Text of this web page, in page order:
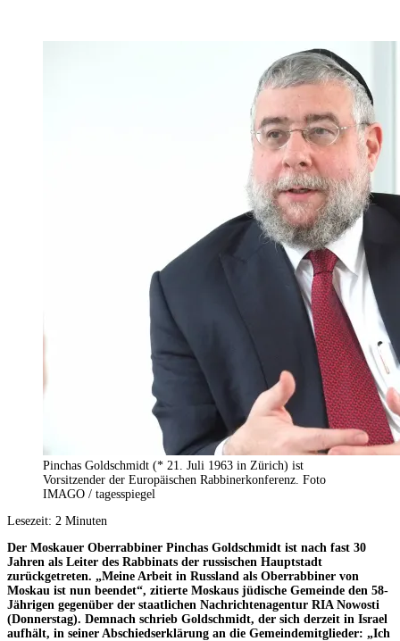
Pinchas Goldschmidt (* 21. Juli 1963 in Zürich) ist
Vorsitzender der Europäischen Rabbinerkonferenz. Foto
IMAGO / tagesspiegel
Lesezeit: 2 Minuten
Der Moskauer Oberrabbiner Pinchas Goldschmidt ist nach fast 30
Jahren als Leiter des Rabbinats der russischen Hauptstadt
zurückgetreten. „Meine Arbeit in Russland als Oberrabbiner von
Moskau ist nun beendet“, zitierte Moskaus jüdische Gemeinde den 58-
Jährigen gegenüber der staatlichen Nachrichtenagentur RIA Nowosti
(Donnerstag). Demnach schrieb Goldschmidt, der sich derzeit in Israel
aufhält, in seiner Abschiedserklärung an die Gemeindemitglieder: „Ich